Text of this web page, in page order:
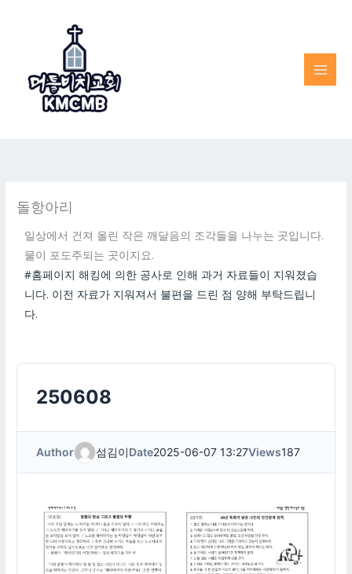
돌항아리
일상에서 건져 올린 작은 깨달음의 조각들을 나누는 곳입니다.
물이 포도주되는 곳이지요.
#홈페이지 해킹에 의한 공사로 인해 과거 자료들이 지워졌습
니다. 이전 자료가 지워져서 불편을 드린 점 양해 부탁드립니
다.
250608
Author 섬김이Date2025-06-07 13:27Views187